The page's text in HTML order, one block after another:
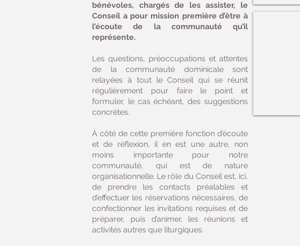
bénévoles, chargés de les assister, le
Conseil a pour mission première d’être à
l’écoute de la communauté qu’il
représente.
Les questions, préoccupations et attentes
de la communauté dominicale sont
relayées à tout le Conseil qui se réunit
régulièrement pour faire le point et
formuler, le cas échéant, des suggestions
concrètes.
À côté de cette première fonction d’écoute
et de réflexion, il en est une autre, non
moins importante pour notre
communauté, qui est de nature
organisationnelle. Le rôle du Conseil est, ici,
de prendre les contacts préalables et
d’effectuer les réservations nécessaires, de
confectionner les invitations requises et de
préparer, puis d’animer, les réunions et
activités autres que liturgiques.